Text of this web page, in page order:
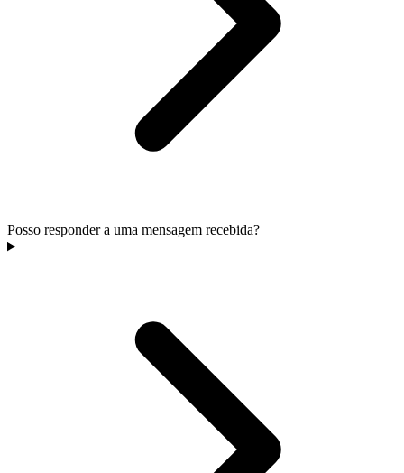
Posso responder a uma mensagem recebida?